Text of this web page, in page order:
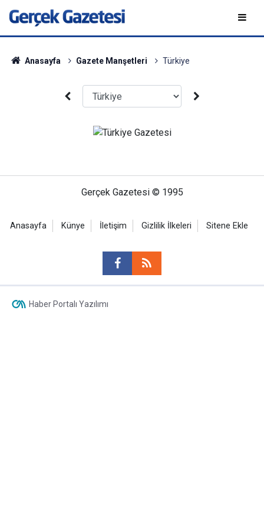
Anasayfa Gazete Manşetleri Türkiye
Gerçek Gazetesi © 1995
Anasayfa Künye İletişim Gizlilik İlkeleri Sitene Ekle
Haber Portalı Yazılımı